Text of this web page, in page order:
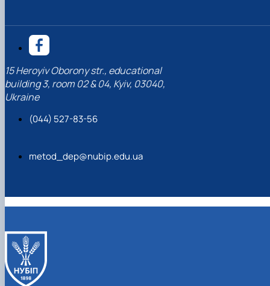
15 Heroyiv Oborony str., educational
building 3, room 02 & 04, Kyiv, 03040,
Ukraine
(044) 527-83-56
metod_dep@nubip.edu.ua